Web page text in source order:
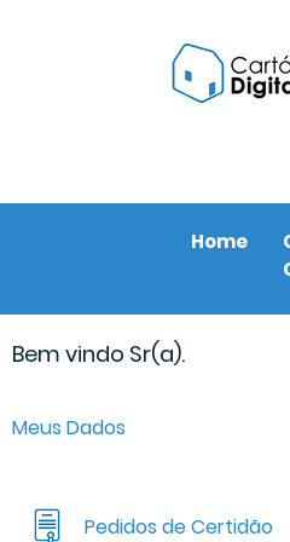
Home
Bem vindo Sr(a).
Meus Dados
Pedidos de Certidão